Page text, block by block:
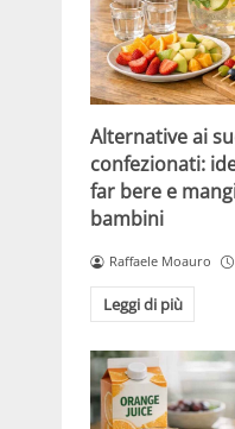
Alternative ai
confezionati:
far bere e
bambini
Raffaele Moauro
Leggi di più